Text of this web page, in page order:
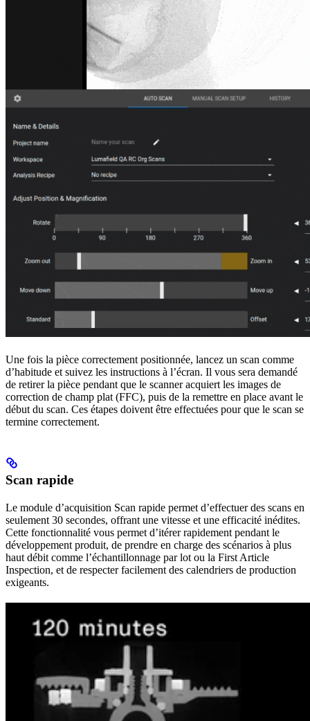
Une fois la pièce correctement positionnée, lancez un scan comme
d’habitude et suivez les instructions à l’écran. Il vous sera demandé
de retirer la pièce pendant que le scanner acquiert les images de
correction de champ plat (FFC), puis de la remettre en place avant le
début du scan. Ces étapes doivent être effectuées pour que le scan se
termine correctement.
Scan rapide
Le module d’acquisition Scan rapide permet d’effectuer des scans en
seulement 30 secondes, offrant une vitesse et une efficacité inédites.
Cette fonctionnalité vous permet d’itérer rapidement pendant le
développement produit, de prendre en charge des scénarios à plus
haut débit comme l’échantillonnage par lot ou la First Article
Inspection, et de respecter facilement des calendriers de production
exigeants.